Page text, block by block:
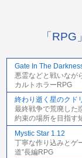
「
Gate In The
悪霊などと戦いなが
カルトホラーRPG
終わり逝く星のクド
最終戦争で荒廃した
約束の場所を目指す
Mystic Star 1.12
丁寧な作り込みとゲ
道”長編RPG